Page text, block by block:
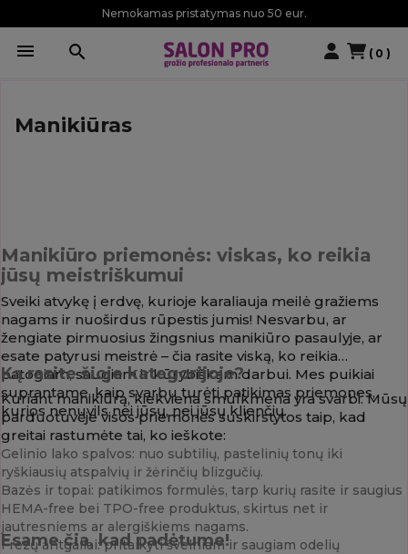
Nemokamas pristatymas nuo 50 eur.
 search ( 0 )
Manikiūras
Manikiūro priemonės: viskas, ko reikia
jūsų meistriškumui
Sveiki atvykę į erdvę, kurioje karaliauja meilė gražiems
nagams ir nuoširdus rūpestis jumis! Nesvarbu, ar
žengiate pirmuosius žingsnius manikiūro pasaulyje, ar
esate patyrusi meistrė – čia rasite viską, ko reikia
patogiam, saugiam ir kūrybiškam darbui. Mes puikiai
suprantame, kaip svarbu turėti patikimas priemones,
kurios nenuvils nei jūsų, nei jūsų klienčių.
Ką rasite šioje kategorijoje?
Kuriant manikiūrą, kiekviena smulkmena yra svarbi. Mūsų
parduotuvėje visos priemonės suskirstytos taip, kad
greitai rastumėte tai, ko ieškote:
Gelinio lako spalvos: nuo subtilių, pastelinių tonų iki
ryškiausių atspalvių ir žėrinčių blizgučių.
Bazės ir topai: patikimos formulės, tarp kurių rasite ir saugius
HEMA-free bei TPO-free produktus, skirtus net ir
jautresniems ar alergiškiems nagams.
Frezų antgaliai:pritaikyti švelniam ir saugiam odelių
Esame čia, kad padėtume!